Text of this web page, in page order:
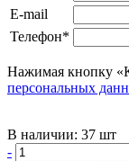
E-mail
Телефон*
Нажимая кнопку
персональных
В наличии: 37 шт
-